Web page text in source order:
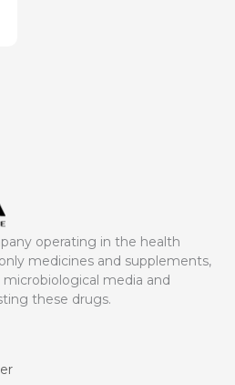
operating in the health
medicines and supplements,
media and
these drugs.